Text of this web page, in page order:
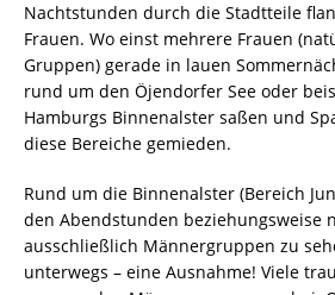
Nachtstunden durch die Stadtteile
Frauen. Wo einst mehrere Frauen
Gruppen) gerade in lauen
rund um den Öjendorfer See oder
Hamburgs Binnenalster saßen und
diese Bereiche gemieden.
Rund um die Binnenalster (Bereich
den Abendstunden beziehungsweise
ausschließlich Männergruppen zu
unterwegs – eine Ausnahme! Viele